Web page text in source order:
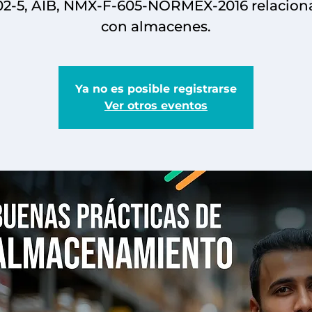
5, AIB, NMX-F-605-NORMEX-2016
con almacenes.
Ya no es posible registrarse
Ver otros eventos